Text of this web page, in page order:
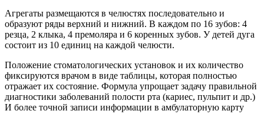
Агрегаты размещаются в челюстях последовательно и
образуют ряды верхний и нижний. В каждом по 16 зубов: 4
резца, 2 клыка, 4 премоляра и 6 коренных зубов. У детей дуга
состоит из 10 единиц на каждой челюсти.
Положение стоматологических установок и их количество
фиксируются врачом в виде таблицы, которая полностью
отражает их состояние. Формула упрощает задачу правильной
диагностики заболеваний полости рта (кариес, пульпит и др.)
И более точной записи информации в амбулаторную карту